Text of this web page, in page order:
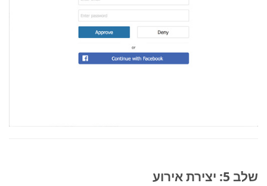
שלב 5: יצירת אירוע